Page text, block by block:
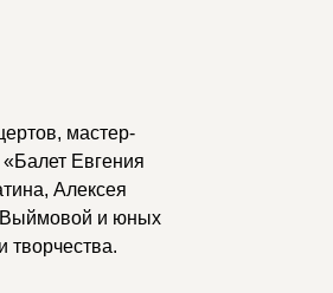
мастер-
Евгения
Алексея
Выймовой и юных
творчества.